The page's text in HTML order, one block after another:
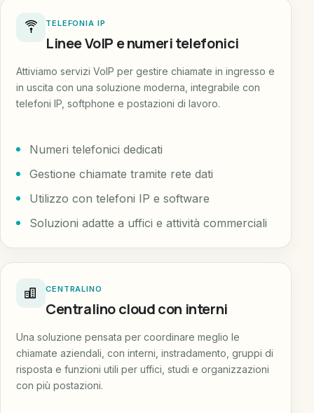
TELEFONIA IP
Linee VoIP e numeri telefonici
Attiviamo servizi VoIP per gestire chiamate in ingresso e
in uscita con una soluzione moderna, integrabile con
telefoni IP, softphone e postazioni di lavoro.
Numeri telefonici dedicati
Gestione chiamate tramite rete dati
Utilizzo con telefoni IP e software
Soluzioni adatte a uffici e attività commerciali
CENTRALINO
Centralino cloud con interni
Una soluzione pensata per coordinare meglio le
chiamate aziendali, con interni, instradamento, gruppi di
risposta e funzioni utili per uffici, studi e organizzazioni
con più postazioni.